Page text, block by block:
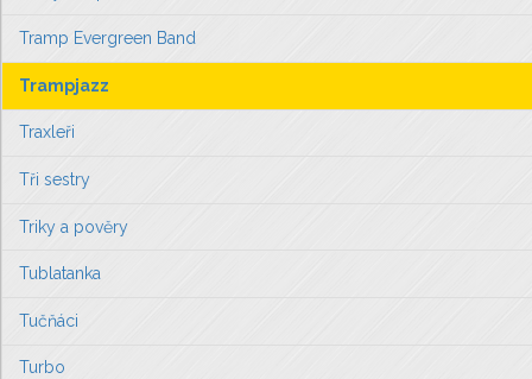
Tramp Evergreen Band
Trampjazz
Traxleři
Tři sestry
Triky a pověry
Tublatanka
Tučňáci
Turbo